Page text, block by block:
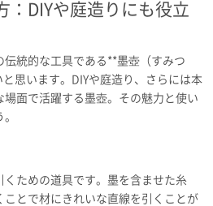
：DIYや庭造りにも役立
伝統的な工具である**墨壺（すみつ
思います。DIYや庭造り、さらには本
面で活躍する墨壺。その魅力と使い
くための道具です。墨を含ませた糸
ことで材にきれいな直線を引くことが